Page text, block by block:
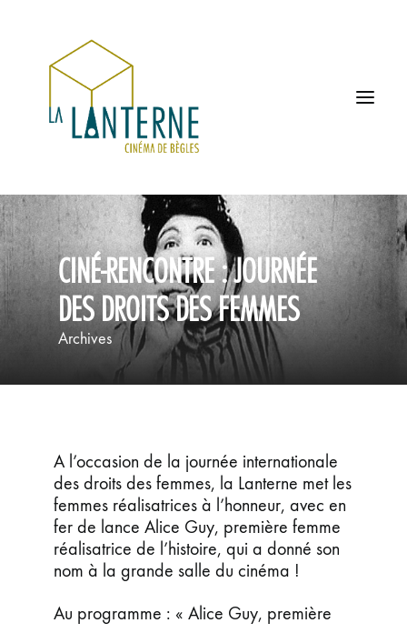
ACCUEIL
LES HORAIRES
À L’AFFICHE
PROCHAINEMENT
JEUNE PUBLIC ET ADOS
PRATIQUE
CINÉ-RENCONTRE : JOURNÉE
DES DROITS DES FEMMES
Archives
A l’occasion de la journée internationale
des droits des femmes, la Lanterne met les
femmes réalisatrices à l’honneur, avec en
fer de lance Alice Guy, première femme
réalisatrice de l’histoire, qui a donné son
nom à la grande salle du cinéma !
Au programme : « Alice Guy, première